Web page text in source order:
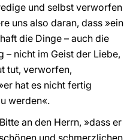
und selbst verworfen
uns also daran, dass »ein
die Dinge – auch die
– nicht im Geist der Liebe,
tut, verworfen,
hat es nicht fertig
werden«.
an den Herrn, »dass er
und schmerzlichen